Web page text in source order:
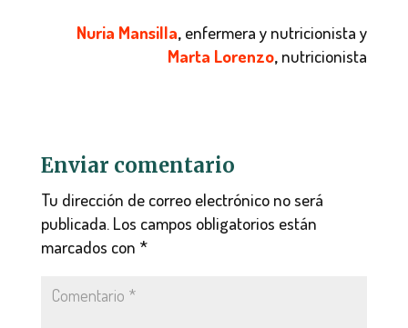
Nuria Mansilla, enfermera y nutricionista y
Marta Lorenzo, nutricionista
Enviar comentario
Tu dirección de correo electrónico no será
publicada. Los campos obligatorios están
marcados con *